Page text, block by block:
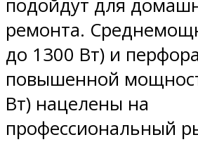
подойдут для
ремонта.
до 1300 Вт) и
повышенной
Вт) нацелены на
профессиональный